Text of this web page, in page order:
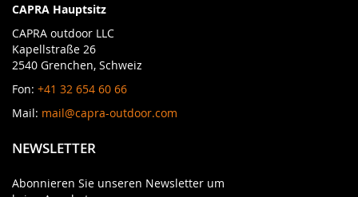
CAPRA Hauptsitz
CAPRA outdoor LLC
Kapellstraße 26
2540 Grenchen, Schweiz
Fon: +41 32 654 60 66
Mail: mail@capra-outdoor.com
NEWSLETTER
Abonnieren Sie unseren Newsletter um